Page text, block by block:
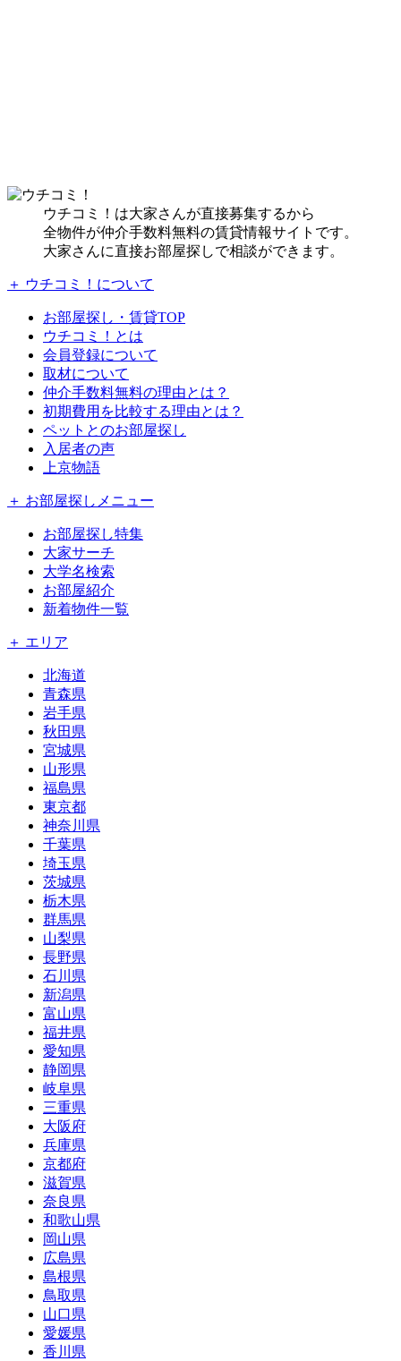
ウチコミ！は大家さんが直接募集するから
全物件が仲介手数料無料の賃貸情報サイトです。
大家さんに直接お部屋探しで相談ができます。
＋ ウチコミ！について
お部屋探し・賃貸TOP
ウチコミ！とは
会員登録について
取材について
仲介手数料無料の理由とは？
初期費用を比較する理由とは？
ペットとのお部屋探し
入居者の声
上京物語
＋ お部屋探しメニュー
お部屋探し特集
大家サーチ
大学名検索
お部屋紹介
新着物件一覧
＋ エリア
北海道
青森県
岩手県
秋田県
宮城県
山形県
福島県
東京都
神奈川県
千葉県
埼玉県
茨城県
栃木県
群馬県
山梨県
長野県
石川県
新潟県
富山県
福井県
愛知県
静岡県
岐阜県
三重県
大阪府
兵庫県
京都府
滋賀県
奈良県
和歌山県
岡山県
広島県
島根県
鳥取県
山口県
愛媛県
香川県